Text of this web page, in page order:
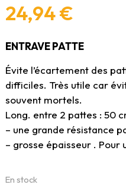
24,94€
ENTRAVE PATTE
Évite l’écartement des
difficiles. Très utile car
souvent mortels.
Long. entre 2 pattes : 50
– une grande résistance
– grosse épaisseur .
En stock